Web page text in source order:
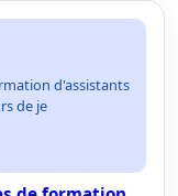
d'assistants
de je